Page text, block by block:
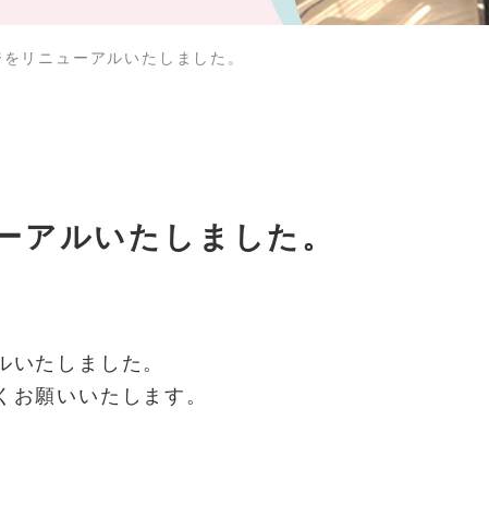
リニューアルいたしました。
アルいたしました。
たしました。
願いいたします。